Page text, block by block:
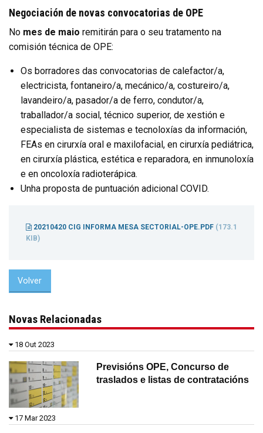
Negociación de novas convocatorias de OPE
No mes de maio remitirán para o seu tratamento na
comisión técnica de OPE:
Os borradores das convocatorias de calefactor/a,
electricista, fontaneiro/a, mecánico/a, costureiro/a,
lavandeiro/a, pasador/a de ferro, condutor/a,
traballador/a social, técnico superior, de xestión e
especialista de sistemas e tecnoloxías da información,
FEAs en cirurxía oral e maxilofacial, en cirurxía pediátrica,
en cirurxía plástica, estética e reparadora, en inmunoloxía
e en oncoloxía radioterápica.
Unha proposta de puntuación adicional COVID.
20210420 CIG INFORMA MESA SECTORIAL-OPE.PDF (173.1
KIB)
Volver
Novas Relacionadas
18 Out 2023
Previsións OPE, Concurso de
traslados e listas de contratacións
17 Mar 2023